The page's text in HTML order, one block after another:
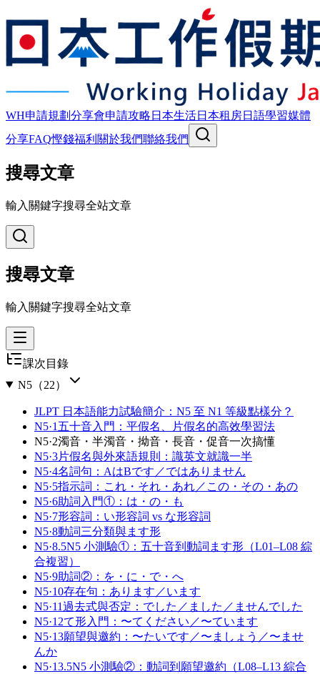
WH申請規劃分享會申請攻略 日本生活日本租房日語學習媒體
分享FAQ慳錢福利 關於我們聯絡我們
搜尋文章
輸入關鍵字搜尋全站文章
搜尋文章
輸入關鍵字搜尋全站文章
課次目錄
N5（22）
JLPT 日本語能力試驗簡介：N5 至 N1 等級點樣分？
N5·1 五十音入門：平假名、片假名的高效學習法
N5·2濁音・半濁音・拗音・長音・促音一次搞懂
N5·3片假名與外來語規則：識英文就識一半
N5·4名詞句：AはBです／ではありません
N5·5指示詞：これ・それ・あれ／この・その・あの
N5·6助詞入門①：は・の・も
N5·7形容詞：い形容詞 vs な形容詞
N5·8動詞三分類與ます形
N5·8.5N5 小測驗①：五十音到動詞ます形（L01–L08 綜
合複習）
N5·9助詞②：を・に・で・へ
N5·10存在句：あります／います
N5·11過去式與否定：でした／ました／ませんでした
N5·12て形入門：〜てください／〜ています
N5·13願望與邀約：〜たいです／〜ましょう／〜ませ
んか
N5·13.5N5 小測驗②：動詞到願望邀約（L08–L13 綜合